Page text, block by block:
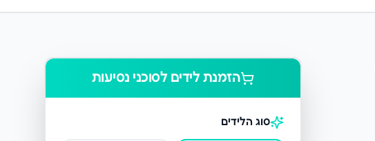
הזמנת לידים לסוכני נסיעות
סוג הלידים